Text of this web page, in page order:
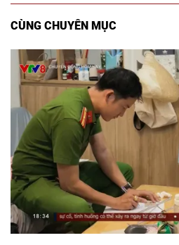
CÙNG CHUYÊN MỤC